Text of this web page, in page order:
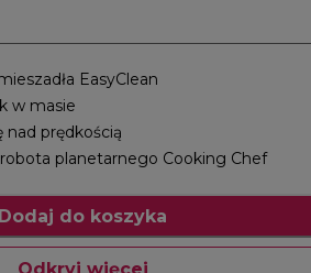
EasyClean
w masie
nad prędkością
planetarnego Cooking Chef
Dodaj do koszyka